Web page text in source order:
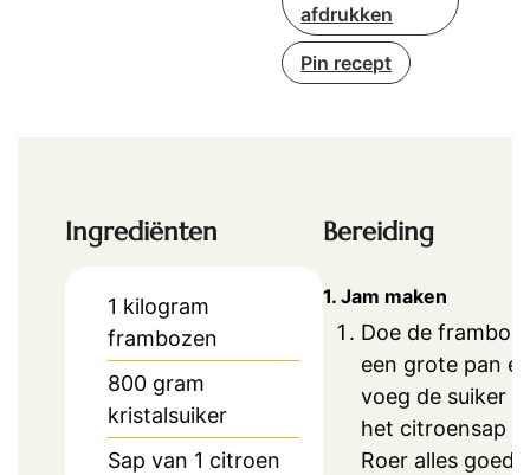
afdrukken
Pin recept
Ingrediënten
1 kilogram
frambozen
800 gram
kristalsuiker
Sap van 1 citroen
Bereiding
1. Jam maken
Doe de
een grote pan
voeg de suiker
het citroensap
Roer alles goed